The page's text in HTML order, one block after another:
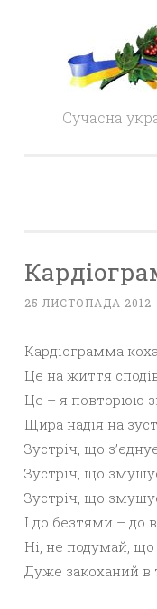
content
Сучасна
25 ЛИСТОПАДА 2012
Кардіограмма
Це на життя
Це – я повторюю
Щира надія на
Зустріч, що
Зустріч, що
Зустріч, що
І до безтями – до
Ні, не подумай,
Дуже закоханий в